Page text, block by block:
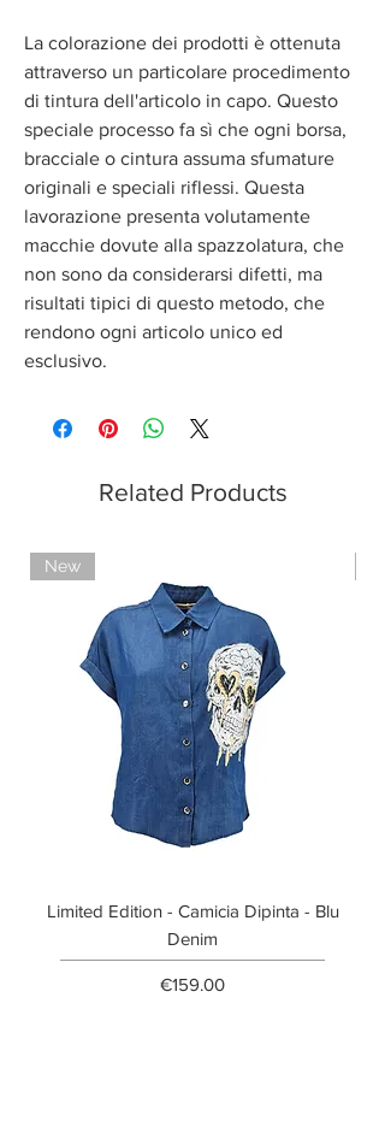
La colorazione dei prodotti è ottenuta
attraverso un particolare procedimento
di tintura dell'articolo in capo. Questo
speciale processo fa sì che ogni borsa,
bracciale o cintura assuma sfumature
originali e speciali riflessi. Questa
lavorazione presenta volutamente
macchie dovute alla spazzolatura, che
non sono da considerarsi difetti, ma
risultati tipici di questo metodo, che
rendono ogni articolo unico ed
esclusivo.
Related Products
New
Limited Edition - Camicia Dipinta - Blu
Denim
Price
€159.00